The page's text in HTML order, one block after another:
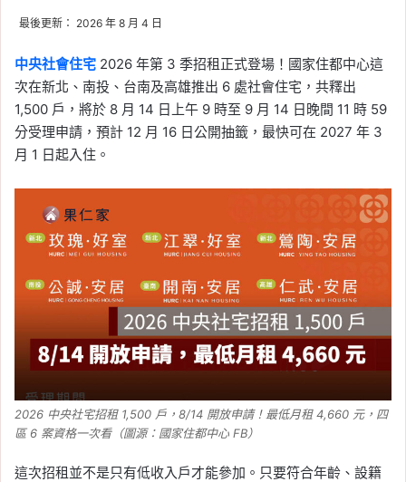
最後更新： 2026 年 8 月 4 日
中央社會住宅 2026 年第 3 季招租正式登場！國家住都中心這
次在新北、南投、台南及高雄推出 6 處社會住宅，共釋出
1,500 戶，將於 8 月 14 日上午 9 時至 9 月 14 日晚間 11 時 59
分受理申請，預計 12 月 16 日公開抽籤，最快可在 2027 年 3
月 1 日起入住。
2026 中央社宅招租 1,500 戶，8/14 開放申請！最低月租 4,660 元，四
區 6 案資格一次看（圖源：國家住都中心 FB）
這次招租並不是只有低收入戶才能參加。只要符合年齡、設籍